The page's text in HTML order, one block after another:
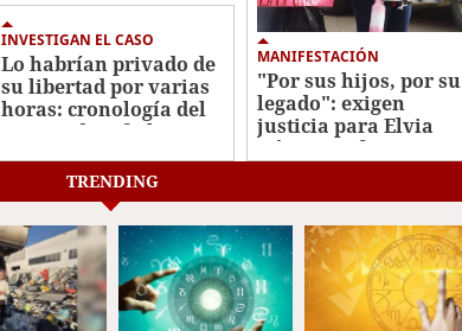
INVESTIGAN EL CASO
Lo habrían privado de
su libertad por varias
horas: cronología del
crimen de Jafeth Pozo
MANIFESTACIÓN
"Por sus hijos, por su
legado": exigen
justicia para Elvia
Gómez, enfermera
TRENDING